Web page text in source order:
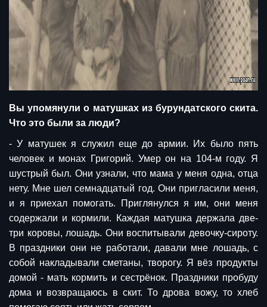
Вы упомянули о матушках из бурундатского скита.
Что это были за люди?
- У матушек я служил еще до армии. Их было пять
человек и монах Григорий. Умер он на 104-м году. Я
шустрый был. Они узнали, что мама у меня одна, отца
нету. Мне шел семнадцатый год. Они пригласили меня,
и я приехал помогать. Приглянулся я им, они меня
содержали и кормили. Каждая матушка держала две-
три коровы, лошадь. Они воспитывали девочку-сироту.
В праздники они не работали, давали мне лошадь, с
собой накладывали сметаны, творогу. Я вёз продукты
домой - мать кормить и сестрёнок. Праздники пробуду
дома и возвращаюсь в скит. То дрова вожу, то хлеб